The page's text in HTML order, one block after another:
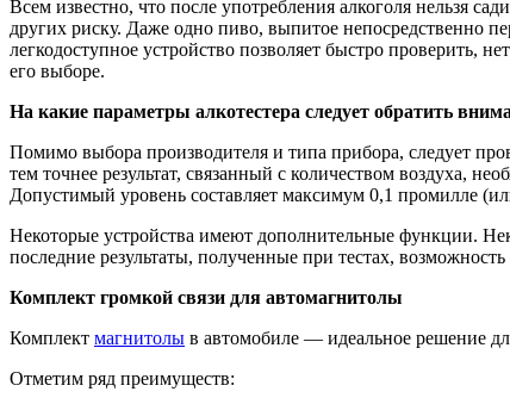
Всем известно, что после употребления алкоголя нельзя
других риску. Даже одно пиво, выпитое непосредственно
легкодоступное устройство позволяет быстро проверить,
его выборе.
На какие параметры алкотестера следует обратить
Помимо выбора производителя и типа прибора, следует
тем точнее результат, связанный с количеством воздуха,
Допустимый уровень составляет максимум 0,1 промилле
Некоторые устройства имеют дополнительные функции.
последние результаты, полученные при тестах,
Комплект громкой связи для автомагнитолы
Комплект магнитолы в автомобиле — идеальное решение
Отметим ряд преимуществ: